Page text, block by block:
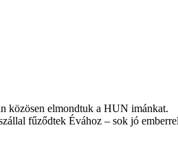
közösen elmondtuk a HUN imánkat.
fűződtek Évához – sok jó